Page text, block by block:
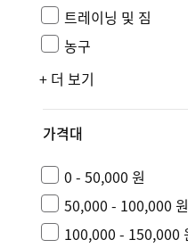
트레이닝 및 짐
농구
+ 더 보기
가격대
0 - 50,000 원
50,000 - 100,000 원
100,000 - 150,000